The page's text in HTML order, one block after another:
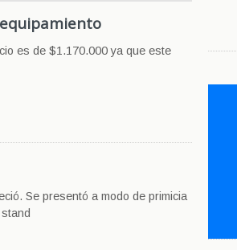
es de $1.170.000 ya que este
Se presentó a modo de primicia